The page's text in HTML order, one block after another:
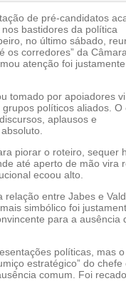
de pré-candidatos
bastidores da política
no último sábado,
os corredores” da
atenção foi
tomado por apoiadores
políticos aliados. O
aplausos e
piorar o roteiro, sequer
até aperto de mão vira
ecoou alto.
relação entre Jabes e
simbólico foi
para a ausência
políticas, mas o
estratégico” do chefe
comum. Foi